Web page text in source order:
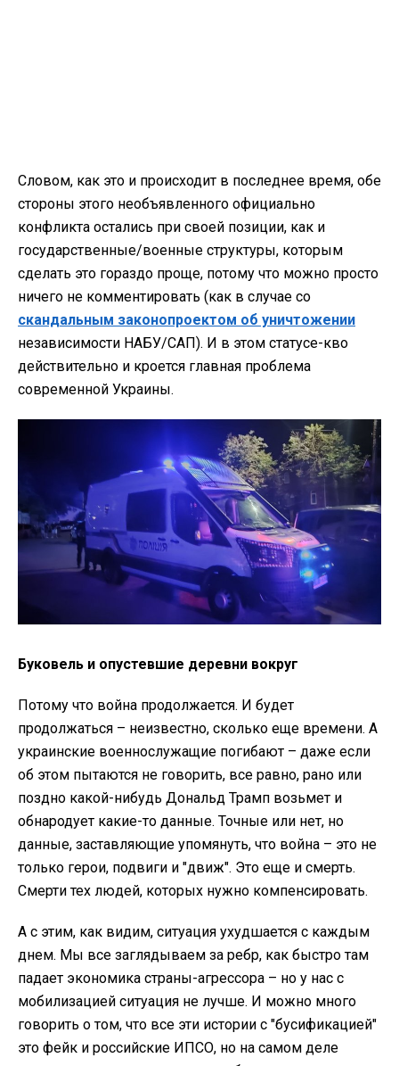
Словом, как это и происходит в последнее время, обе
стороны этого необъявленного официально
конфликта остались при своей позиции, как и
государственные/военные структуры, которым
сделать это гораздо проще, потому что можно просто
ничего не комментировать (как в случае со
скандальным законопроектом об уничтожении
независимости НАБУ/САП). И в этом статусе-кво
действительно и кроется главная проблема
современной Украины.
Буковель и опустевшие деревни вокруг
Потому что война продолжается. И будет
продолжаться – неизвестно, сколько еще времени. А
украинские военнослужащие погибают – даже если
об этом пытаются не говорить, все равно, рано или
поздно какой-нибудь Дональд Трамп возьмет и
обнародует какие-то данные. Точные или нет, но
данные, заставляющие упомянуть, что война – это не
только герои, подвиги и "движ". Это еще и смерть.
Смерти тех людей, которых нужно компенсировать.
А с этим, как видим, ситуация ухудшается с каждым
днем. Мы все заглядываем за ребр, как быстро там
падает экономика страны-агрессора – но у нас с
мобилизацией ситуация не лучше. И можно много
говорить о том, что все эти истории с "бусификацией"
это фейк и российские ИПСО, но на самом деле